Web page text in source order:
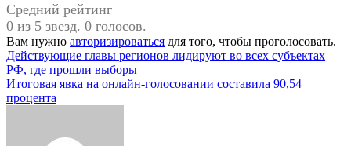
Средний рейтинг
0 из 5 звезд. 0 голосов.
Вам нужно авторизироваться для того, чтобы проголосовать.
Навигация
по
записям
Действующие главы регионов лидируют во всех субъектах
РФ, где прошли выборы
Итоговая явка на онлайн-голосовании составила 90,54
процента